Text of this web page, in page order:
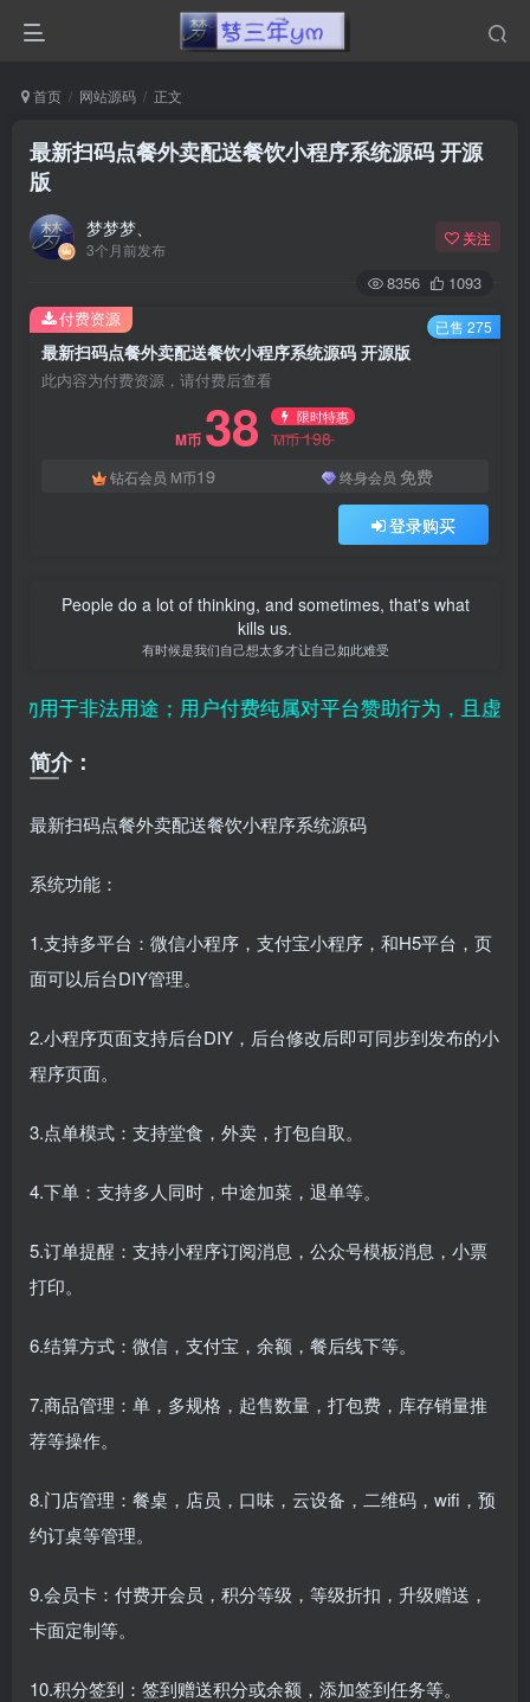
首页 网站源码 正文
最新扫码点餐外卖配送餐饮小程序系统源码 开源
版
梦梦梦、
3个月前发布
关注
8356 1093
最新扫码点餐外卖配送餐饮小程序系统源码 开源版
此内容为付费资源，请付费后查看
M币 38 限时特惠
M币198
钻石会员 M币19 终身会员 免费
登录购买
付费资源 已售 275
People do a lot of thinking, and sometimes, that's what
kills us.
有时候是我们自己想太多才让自己如此难受
于非法用途；用户付费纯属对平台赞助行为，且虚拟资
简介：
最新扫码点餐外卖配送餐饮小程序系统源码
系统功能：
1.支持多平台：微信小程序， 支付宝小程序，和H5平台，页
面可以后台DIY管理。
2.小程序页面支持后台DIY，后台修改后即可同步到发布的小
程序页面。
3.点单模式：支持堂食，外卖，打包自取。
4.下单：支持多人同时，中途加菜，退单等。
5.订单提醒：支持小程序订阅消息，公众号模板消息，小票
打印。
6.结算方式：微信，支付宝，余额，餐后线下等。
7.商品管理：单，多规格，起售数量，打包费，库存销量推
荐等操作。
8.门店管理：餐桌，店员，口味，云设备，二维码，wifi，预
约订桌等管理。
9.会员卡：付费开会员，积分等级，等级折扣，升级赠送，
卡面定制等。
10.积分签到：签到赠送积分或余额，添加签到任务等。